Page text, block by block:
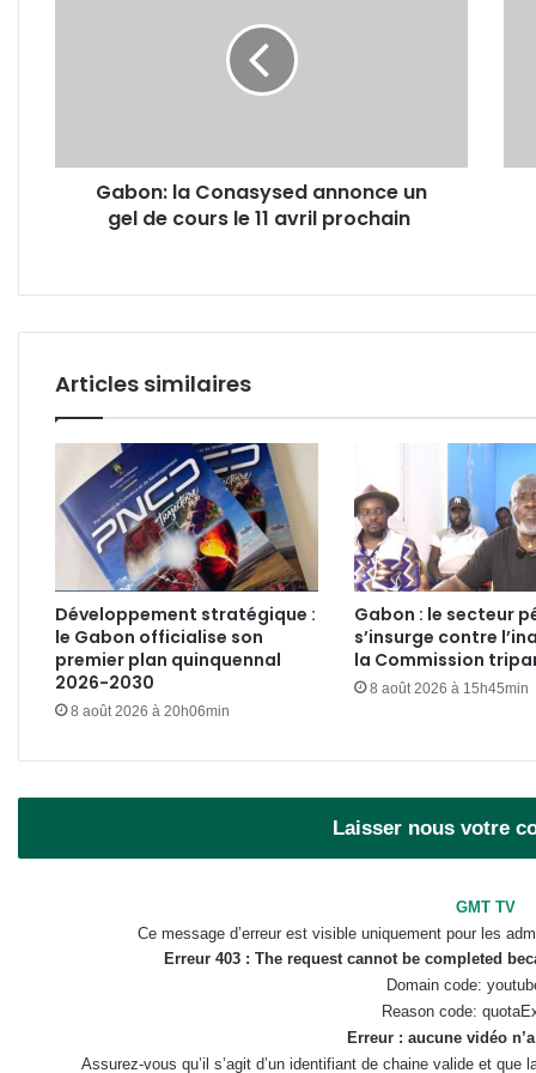
le
Gabon: la Conasysed annonce un
gel de cours le 11 avril prochain
Articles similaires
Développement stratégique :
le Gabon officialise son
premier plan quinquennal
2026-2030
8 août 2026 à 20h06min
Gabon : le secteur
s’insurge contre
la Commission
8 août 2026 à 15h45min
Laisser nous votre
GMT TV
Ce message d’erreur est visible uniquement pour les
Erreur 403 : The request cannot be completed
Domain code:
Reason code:
Erreur : aucune vidéo
Assurez-vous qu’il s’agit d’un identifiant de chaine valide et